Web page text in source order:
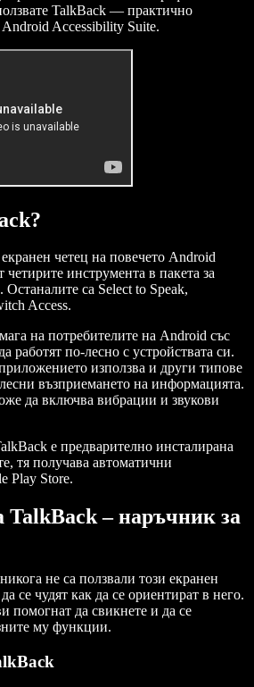
TalkBack — практично
Accessibility Suite.
четец на повечето Android
четирите инструмента в пакета за
са Select to Speak,
Access.
на потребителите на Android със
работят по-лесно с устройствата си.
използва и други типове
възприемането на информацията.
да включва вибрации и звукови
е предварително инсталирана
тя получава автоматични
Play Store.
TalkBack – наръчник за
не са ползвали този екранен
се чудят как да се ориентират в него.
помогнат да свикнете и да се
му функции.